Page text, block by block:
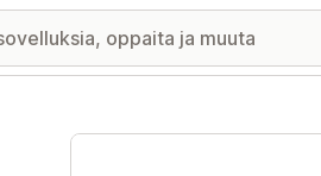
Esittelykuvagalleria